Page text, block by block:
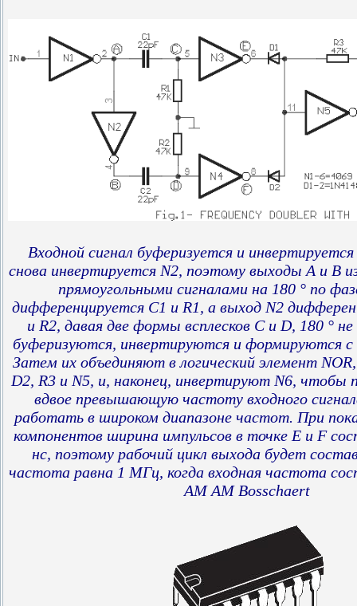
Входной сигнал буферизуется и
снова инвертируется N2, поэтому выходы A и B
прямоугольными сигналами на 180 °по
дифференцируется C1 и R1, а выход N2
и R2, давая две формы всплесков C и D, 180 °не
буферизуются, инвертируются и формируются
Затем их объединяют в логический элемент
D2, R3 и N5, и, наконец, инвертируют N6, чтобы
вдвое превышающую частоту входного
работать в широком диапазоне частот. При
компонентов ширина импульсов в точке E и F
нс, поэтому рабочий цикл выхода будет
частота равна 1 МГц, когда входная частота
AM AM Bosschaert